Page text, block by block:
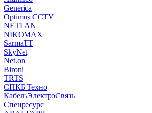
Generica
Optimus CCTV
NETLAN
NIKOMAX
SarmaTT
SkyNet
Net.on
Bironi
TRTS
СПКБ Техно
КабельЭлектроСвязь
Спецресурс